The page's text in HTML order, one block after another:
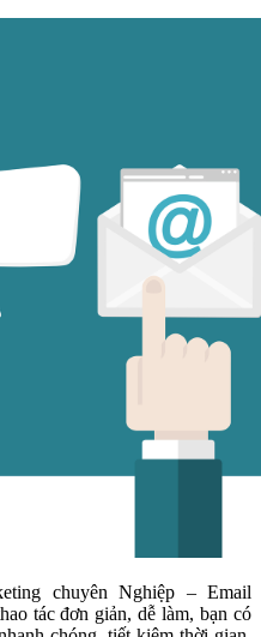
chuyên Nghiệp – Email
tác đơn giản, dễ làm, bạn có